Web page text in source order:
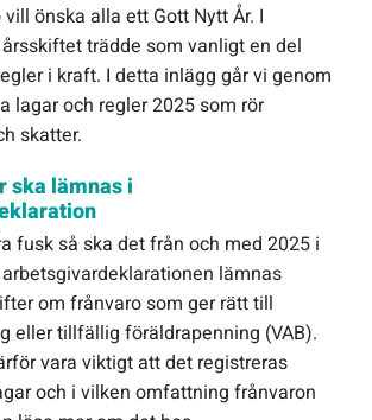
önska alla ett Gott Nytt År. I
trädde som vanligt en del
i kraft. I detta inlägg går vi genom
lagar och regler 2025 som rör
skatter.
ska lämnas i
fusk så ska det från och med 2025 i
lämnas
om frånvaro som ger rätt till
eller tillfällig föräldrapenning (VAB).
vara viktigt att det registreras
och i vilken omfattning frånvaron